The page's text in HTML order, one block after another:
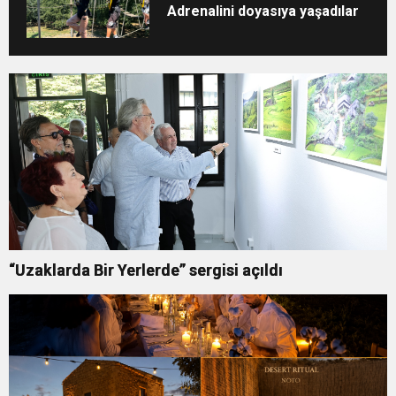
Adrenalini doyasıya yaşadılar
“Uzaklarda Bir Yerlerde” sergisi açıldı